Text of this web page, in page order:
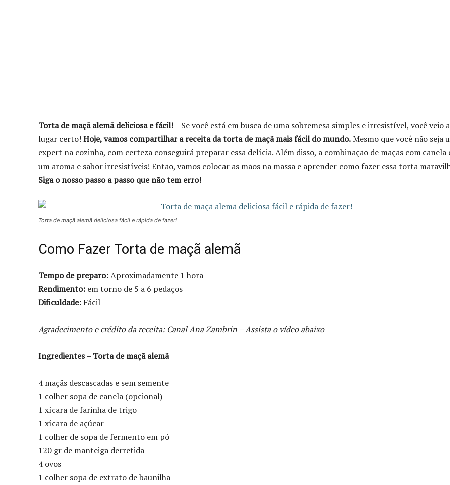
Torta de maçã alemã deliciosa e fácil!– Se você está em busca de uma sobremesa simples e irresistível, você veio
lugar certo! Hoje, vamos compartilhar a receita da torta de maçã mais fácil do mundo.Mesmo que você não seja
expert na cozinha, com certeza conseguirá preparar essa delícia. Além disso, a combinação de maçãs com canela
um aroma e sabor irresistíveis! Então, vamos colocar as mãos na massa e aprender como fazer essa torta
Siga o nosso passo a passo que não tem erro!
Torta de maçã alemã deliciosa fácil e rápida de fazer!
Como Fazer Torta de maçã alemã
Tempo de preparo:Aproximadamente 1 hora
Rendimento: em torno de 5 a 6 pedaços
Dificuldade: Fácil
Agradecimento e crédito da receita: Canal Ana Zambrin – Assista o vídeo abaixo
Ingredientes – Torta de maçã alemã
4 maçãs descascadas e sem semente
1 colher sopa de canela (opcional)
1 xícara de farinha de trigo
1 xícara de açúcar
1 colher de sopa de fermento em pó
120 gr de manteiga derretida
4 ovos
1 colher sopa de extrato de baunilha